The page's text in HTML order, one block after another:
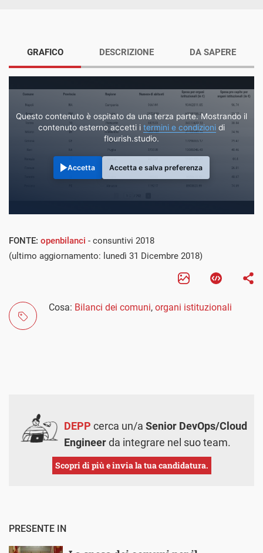
GRAFICO
Questo contenuto è ospitato da una terza parte. Mostrando il
contenuto esterno accetti i termini e condizioni di
flourish.studio.
Accetta Accetta e salva preferenza
DESCRIZIONE DA SAPERE
FONTE: openbilanci - consuntivi 2018
(ultimo aggiornamento: lunedì 31 Dicembre 2018)
Cosa: Bilanci dei comuni, organi istituzionali
DEPP cerca un/a Senior DevOps/Cloud
Engineerda integrare nel suo team.
Scopri di più e invia la tua candidatura.
PRESENTE IN